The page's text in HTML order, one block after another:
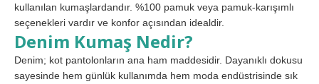
kullanılan kumaşlardandır. %100 pamuk veya pamuk-karışımlı
seçenekleri vardır ve konfor açısından idealdir.
Denim Kumaş Nedir?
Denim; kot pantolonların ana ham maddesidir. Dayanıklı dokusu
sayesinde hem günlük kullanımda hem moda endüstrisinde sık